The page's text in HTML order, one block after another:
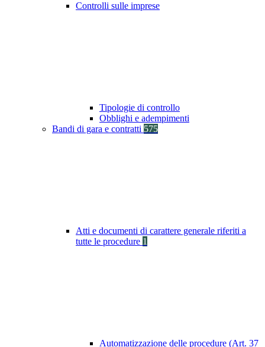
Controlli sulle imprese
Tipologie di controllo
Obblighi e adempimenti
Bandi di gara e contratti 575
Atti e documenti di carattere generale riferiti a
tutte le procedure 1
Automatizzazione delle procedure (Art. 37